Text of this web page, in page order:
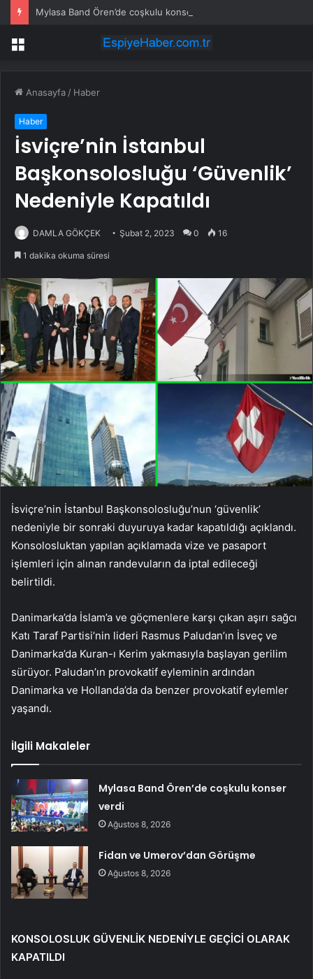
Mylasa Band Ören’de coşkulu konser verdi
Menü
Anasayfa / Haber
Haber
İsviçre’nin İstanbul
Başkonsolosluğu ‘Güvenlik’
Nedeniyle Kapatıldı
DAMLA GÖKÇEK Şubat 2, 2023 0 16
1 dakika okuma süresi
İsviçre’nin İstanbul Başkonsolosluğu’nun ‘güvenlik’
nedeniyle bir sonraki duyuruya kadar kapatıldığı açıklandı.
Konsolosluktan yapılan açıklamada vize ve pasaport
işlemleri için alınan randevuların da iptal edileceği
belirtildi.
Danimarka’da İslam’a ve göçmenlere karşı çıkan aşırı sağcı
Katı Taraf Partisi’nin lideri Rasmus Paludan’ın İsveç ve
Danimarka’da Kuran-ı Kerim yakmasıyla başlayan gerilim
sürüyor. Paludan’ın provokatif eyleminin ardından
Danimarka ve Hollanda’da da benzer provokatif eylemler
yaşandı.
İlgili Makaleler
Mylasa Band Ören’de coşkulu konser
verdi
Ağustos 8, 2026
Fidan ve Umerov’dan Görüşme
Ağustos 8, 2026
KONSOLOSLUK GÜVENLİK NEDENİYLE GEÇİCİ OLARAK
KAPATILDI